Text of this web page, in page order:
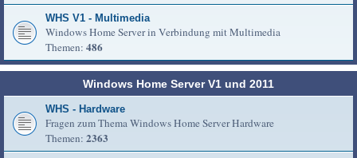
WHS V1 - Multimedia
Windows Home Server in Verbindung mit Multimedia
Themen: 486
Windows Home Server V1 und 2011
WHS - Hardware
Fragen zum Thema Windows Home Server Hardware
Themen: 2363